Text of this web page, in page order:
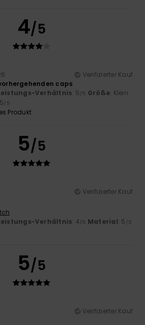
4/5
Verifizierter Kauf
caps
Verhältnis: 5/5 Größe: Klein
/5
Produkt
5/5
Verifizierter Kauf
Verhältnis: 4/5 Material: 5 /5
5/5
Verifizierter Kauf